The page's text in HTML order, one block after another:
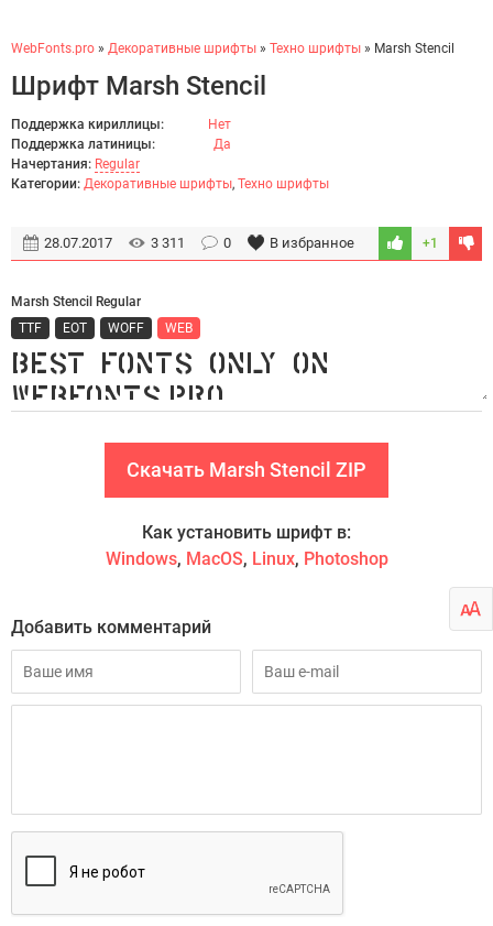
WebFonts.pro » Декоративные шрифты » Техно шрифты » Marsh Stencil
Шрифт Marsh Stencil
Поддержка кириллицы:
Нет
Поддержка латиницы:
Да
Начертания: Regular
Категории: Декоративные шрифты, Техно шрифты
28.07.2017 3 311 0 В избранное +1
Marsh Stencil Regular
TTF
EOT WOFF WEB
Скачать Marsh Stencil ZIP
Как установить шрифт в:
Windows, MacOS, Linux, Photoshop
Добавить комментарий